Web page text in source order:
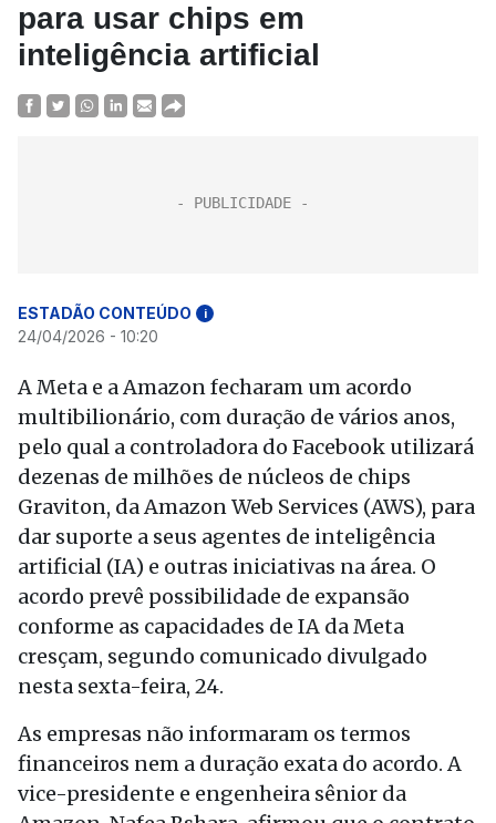
para usar chips em
inteligência artificial
ESTADÃO CONTEÚDO i
24/04/2026 - 10:20
A Meta e a Amazon fecharam um acordo
multibilionário, com duração de vários anos,
pelo qual a controladora do Facebook utilizará
dezenas de milhões de núcleos de chips
Graviton, da Amazon Web Services (AWS), para
dar suporte a seus agentes de inteligência
artificial (IA) e outras iniciativas na área. O
acordo prevê possibilidade de expansão
conforme as capacidades de IA da Meta
cresçam, segundo comunicado divulgado
nesta sexta-feira, 24.
As empresas não informaram os termos
financeiros nem a duração exata do acordo. A
vice-presidente e engenheira sênior da